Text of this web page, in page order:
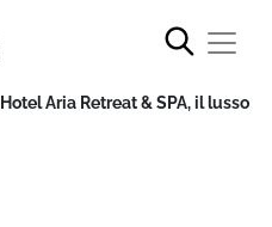
Hotel Aria Retreat & SPA, il lusso